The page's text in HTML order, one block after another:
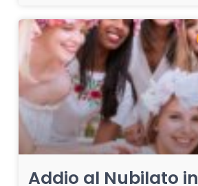
Addio al Nubilato in